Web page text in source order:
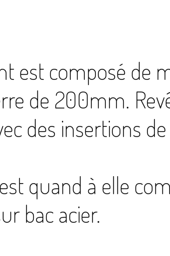
est composé de
de 200mm.
des insertions
quand à elle
bac acier.